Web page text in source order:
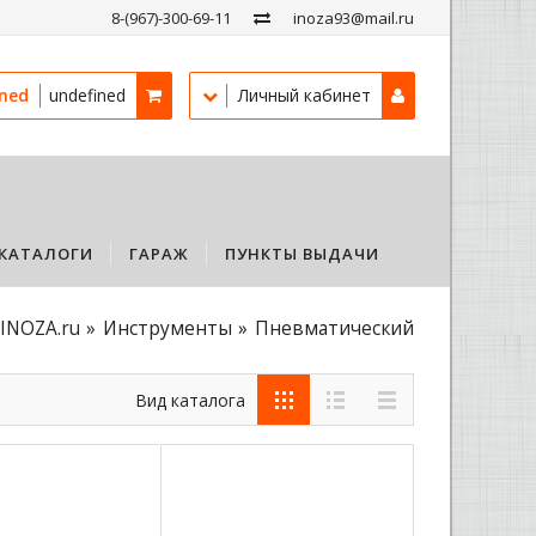
8-(967)-300-69-11 inoza93@mail.ru
undefined Личный кабинет
ГАРАЖ ПУНКТЫ ВЫДАЧИ
INOZA.ru Инструменты Пневматический
Вид каталога